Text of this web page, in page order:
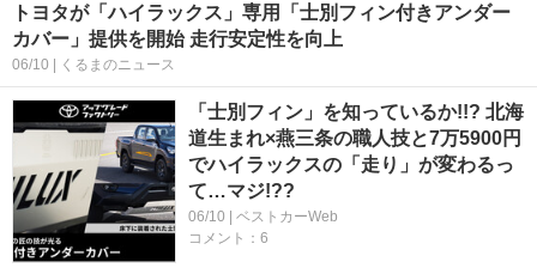
トヨタが「ハイラックス」専用「士別フィン付きアンダー
カバー」提供を開始 走行安定性を向上
06/10 | くるまのニュース
「士別フィン」を知っているか!!? 北海
道生まれ×燕三条の職人技と7万5900円
でハイラックスの「走り」が変わるっ
て…マジ!??
06/10 | ベストカーWeb
コメント：6